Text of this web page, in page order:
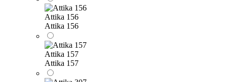
Attika 156
Attika 156
Attika 157
Attika 157